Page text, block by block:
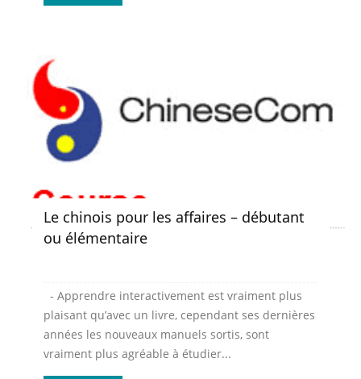
Le chinois pour les affaires – débutant
ou élémentaire
- Apprendre interactivement est vraiment plus
plaisant qu’avec un livre, cependant ses dernières
années les nouveaux manuels sortis, sont
vraiment plus agréable à étudier...